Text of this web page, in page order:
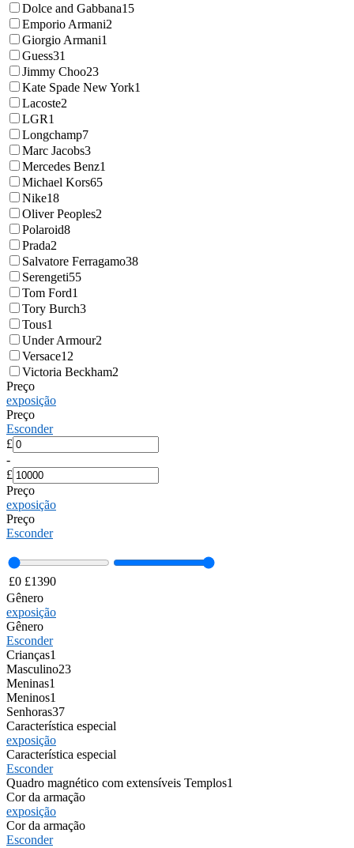
Dolce and Gabbana15
Emporio Armani2
Giorgio Armani1
Guess31
Jimmy Choo23
Kate Spade New York1
Lacoste2
LGR1
Longchamp7
Marc Jacobs3
Mercedes Benz1
Michael Kors65
Nike18
Oliver Peoples2
Polaroid8
Prada2
Salvatore Ferragamo38
Serengeti55
Tom Ford1
Tory Burch3
Tous1
Under Armour2
Versace12
Victoria Beckham2
Preço
exposição
Preço
Esconder
£
-
£
Preço
exposição
Preço
Esconder
£0 £1390
Gênero
exposição
Gênero
Esconder
Crianças1
Masculino23
Meninas1
Meninos1
Senhoras37
Característica especial
exposição
Característica especial
Esconder
Quadro magnético com extensíveis Templos1
Cor da armação
exposição
Cor da armação
Esconder